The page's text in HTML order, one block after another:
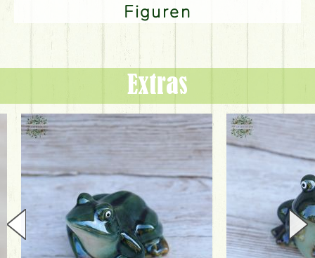
Figuren
Extras